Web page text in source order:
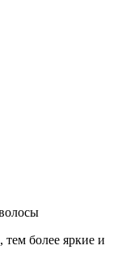
тем более яркие и